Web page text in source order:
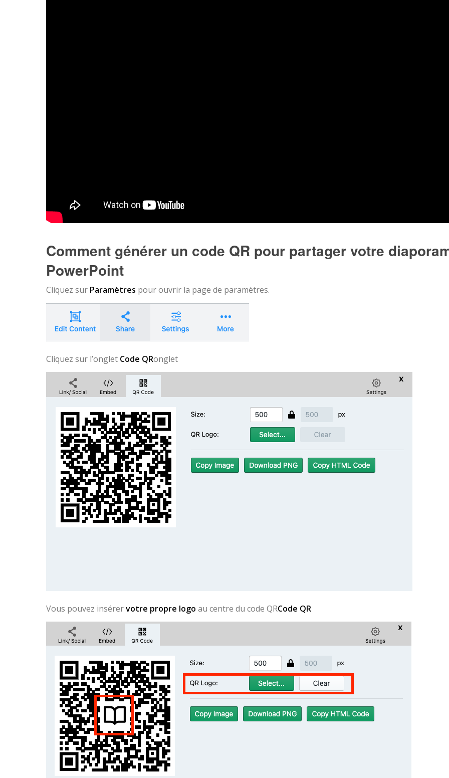
Comment générer un code QR pour partager votre
PowerPoint
Cliquez sur Paramètres pour ouvrir la page de paramètres.
Cliquez sur l’onglet Code QRonglet
Vous pouvez insérervotre propre logo au centre du code QRCode QR